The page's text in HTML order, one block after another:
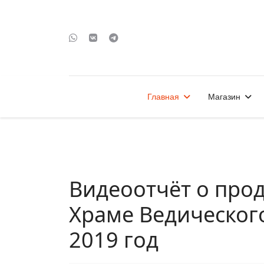
Главная Магазин
Видеоотчёт о
Храме
2019 год